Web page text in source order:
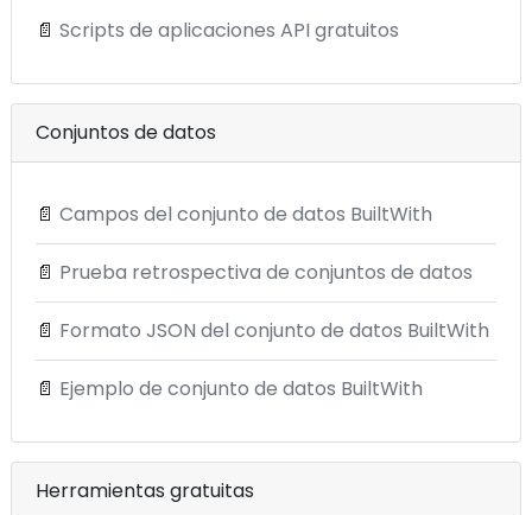
📄 Scripts de aplicaciones API gratuitos
Conjuntos de datos
📄 Campos del conjunto de datos BuiltWith
📄 Prueba retrospectiva de conjuntos de datos
📄 Formato JSON del conjunto de datos BuiltWith
📄 Ejemplo de conjunto de datos BuiltWith
Herramientas gratuitas